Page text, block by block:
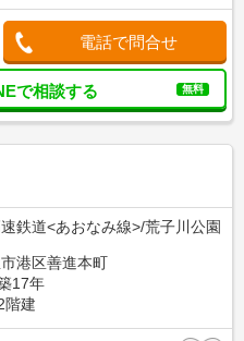
電話で問合せ
で相談する 無料
鉄道<あおなみ線>/荒子川公園
港区善進本町
17年
階建